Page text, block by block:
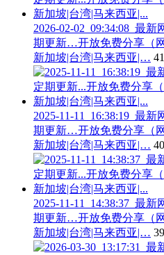
2026-02-02_09:34:08_最
期更新…开放免费分享（
新加坡|台湾|马来西亚|…
2025-11-11_16:38:19_最
期更新…开放免费分享（
新加坡|台湾|马来西亚|…
2025-11-11_14:38:37_最
期更新…开放免费分享（
新加坡|台湾|马来西亚|…